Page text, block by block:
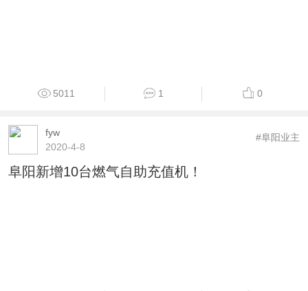
5011 1 0
fyw
2020-4-8
#阜阳业主
阜阳新增10台燃气自助充值机！